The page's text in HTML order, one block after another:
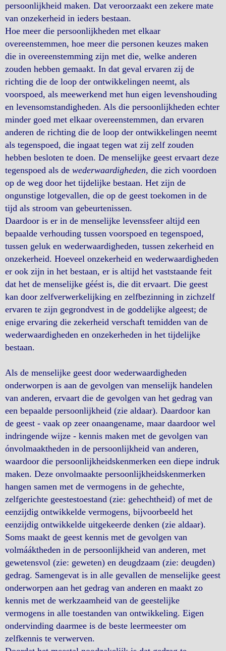
persoonlijkheid maken. Dat veroorzaakt een zekere mate
van onzekerheid in ieders bestaan.
Hoe meer die persoonlijkheden met elkaar
overeenstemmen, hoe meer die personen keuzes maken
die in overeenstemming zijn met die, welke anderen
zouden hebben gemaakt. In dat geval ervaren zij de
richting die de loop der ontwikkelingen neemt, als
voorspoed, als meewerkend met hun eigen levenshouding
en levensomstandigheden. Als die persoonlijkheden echter
minder goed met elkaar overeenstemmen, dan ervaren
anderen de richting die de loop der ontwikkelingen neemt
als tegenspoed, die ingaat tegen wat zij zelf zouden
hebben besloten te doen. De menselijke geest ervaart deze
tegenspoed als de wederwaardigheden, die zich voordoen
op de weg door het tijdelijke bestaan. Het zijn de
ongunstige lotgevallen, die op de geest toekomen in de
tijd als stroom van gebeurtenissen.
Daardoor is er in de menselijke levenssfeer altijd een
bepaalde verhouding tussen voorspoed en tegenspoed,
tussen geluk en wederwaardigheden, tussen zekerheid en
onzekerheid. Hoeveel onzekerheid en wederwaardigheden
er ook zijn in het bestaan, er is altijd het vaststaande feit
dat het de menselijke géést is, die dit ervaart. Die geest
kan door zelfverwerkelijking en zelfbezinning in zichzelf
ervaren te zijn gegrondvest in de goddelijke algeest; de
enige ervaring die zekerheid verschaft temidden van de
wederwaardigheden en onzekerheden in het tijdelijke
bestaan.
Als de menselijke geest door wederwaardigheden
onderworpen is aan de gevolgen van menselijk handelen
van anderen, ervaart die de gevolgen van het gedrag van
een bepaalde persoonlijkheid (zie aldaar). Daardoor kan
de geest - vaak op zeer onaangename, maar daardoor wel
indringende wijze - kennis maken met de gevolgen van
ónvolmaaktheden in de persoonlijkheid van anderen,
waardoor die persoonlijkheidskenmerken een diepe indruk
maken. Deze onvolmaakte persoonlijkheidskenmerken
hangen samen met de vermogens in de gehechte,
zelfgerichte geestestoestand (zie: gehechtheid) of met de
eenzijdig ontwikkelde vermogens, bijvoorbeeld het
eenzijdig ontwikkelde uitgekeerde denken (zie aldaar).
Soms maakt de geest kennis met de gevolgen van
volmááktheden in de persoonlijkheid van anderen, met
gewetensvol (zie: geweten) en deugdzaam (zie: deugden)
gedrag. Samengevat is in alle gevallen de menselijke geest
onderworpen aan het gedrag van anderen en maakt zo
kennis met de werkzaamheid van de geestelijke
vermogens in alle toestanden van ontwikkeling. Eigen
ondervinding daarmee is de beste leermeester om
zelfkennis te verwerven.